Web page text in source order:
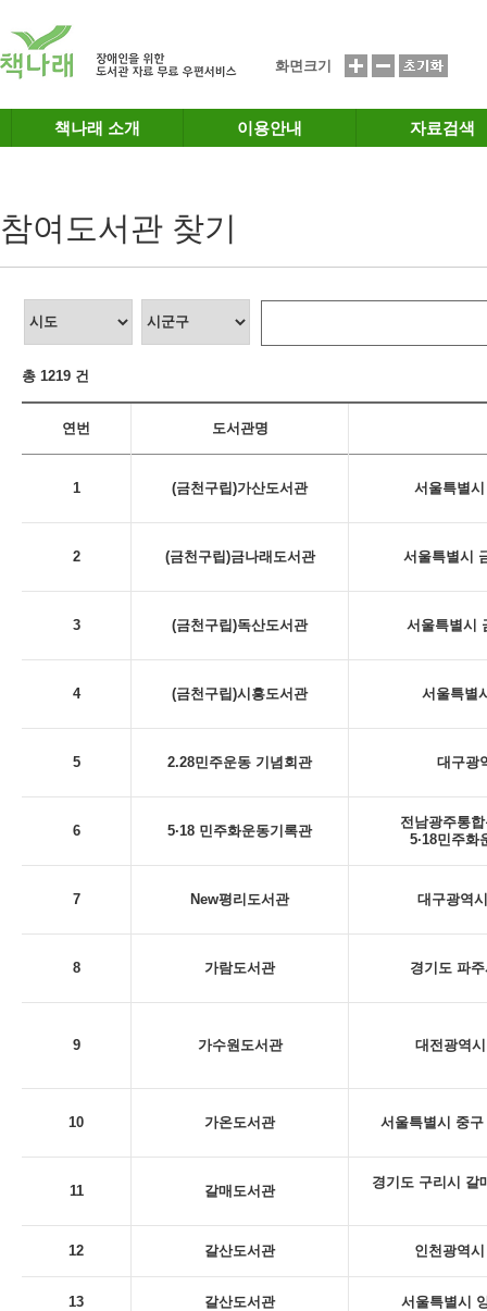
화면크기
책나래 소개 이용안내 자료검색
참여도서관 찾기
총 1219 건
연번 도서관명
1 (금천구립)가산도서관 서울특별
2 (금천구립)금나래도서관 서울특별시
3 (금천구립)독산도서관 서울특별시
4 (금천구립)시흥도서관 서울특별
5 2.28민주운동 기념회관 대구광
6 5·18 민주화운동기록관
전남광주통
5·18민주화
7 New평리도서관 대구광역
8 가람도서관 경기도 파
9 가수원도서관 대전광역
10 가온도서관 서울특별시 중
11 갈매도서관
경기도 구리시 갈
12 갈산도서관 인천광역
13 갈산도서관 서울특별시